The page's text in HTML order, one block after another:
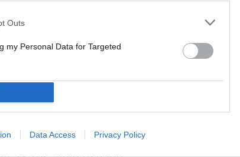
Outs
my Personal Data for Targeted
Data Access Privacy Policy